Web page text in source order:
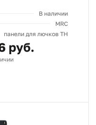
В наличии
MRC
панели для лючков TH
руб.